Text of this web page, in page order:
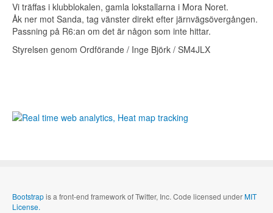
Vi träffas i klubblokalen, gamla lokstallarna i Mora Noret.
Åk ner mot Sanda, tag vänster direkt efter järnvägsövergången.
Passning på R6:an om det är någon som inte hittar.
Styrelsen genom Ordförande / Inge Björk / SM4JLX
Bootstrapis a front-end framework of Twitter, Inc. Code licensed underMIT
License.